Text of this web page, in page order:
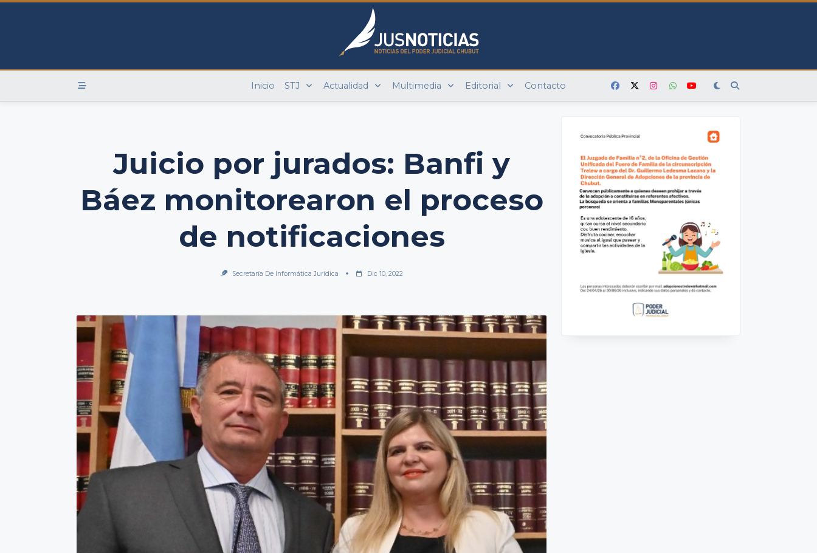
Skip
Inicio STJ Actualidad Multimedia Editorial Contacto
Juicio por jurados: Banfi y
Báez monitorearon el proceso
de notificaciones
Secretaría De Informática Jurídica Dic 10, 2022